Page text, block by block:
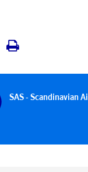
SAS - Scandinavian